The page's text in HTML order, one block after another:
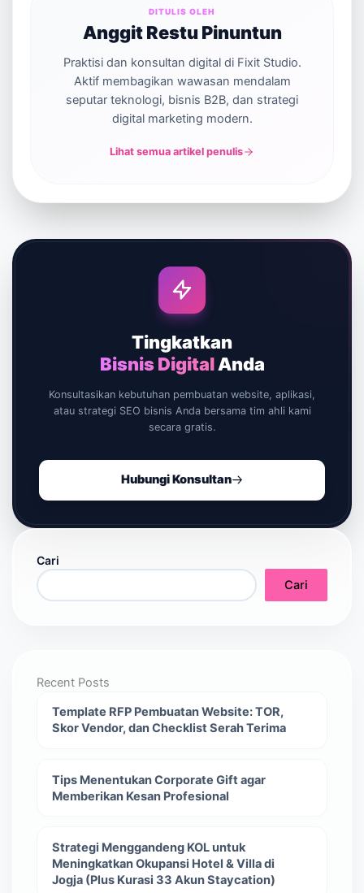
DITULIS OLEH
Anggit Restu Pinuntun
Praktisi dan konsultan digital di Fixit Studio.
Aktif membagikan wawasan mendalam
seputar teknologi, bisnis B2B, dan strategi
digital marketing modern.
Lihat semua artikel penulis
Tingkatkan
Bisnis DigitalAnda
Konsultasikan kebutuhan pembuatan website, aplikasi,
atau strategi SEO bisnis Anda bersama tim ahli kami
secara gratis.
Hubungi Konsultan
Cari
Cari
Recent Posts
Template RFP Pembuatan Website: TOR,
Skor Vendor, dan Checklist Serah Terima
Tips Menentukan Corporate Gift agar
Memberikan Kesan Profesional
Strategi Menggandeng KOL untuk
Meningkatkan Okupansi Hotel & Villa di
Jogja (Plus Kurasi 33 Akun Staycation)